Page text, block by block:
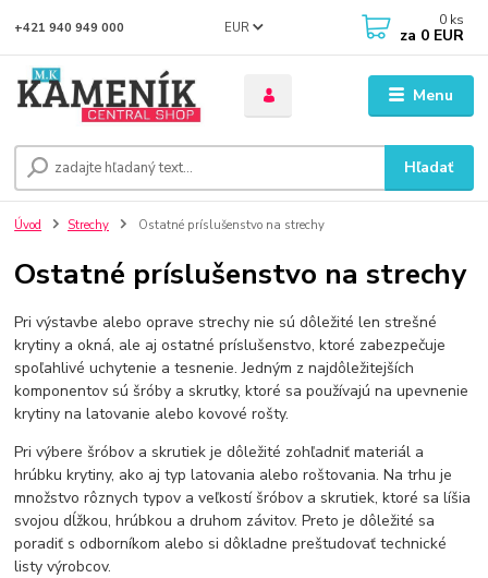
Menu
EUR
Hľadať
+421 940 949 000 0 ks
za 0 EUR
Úvod Strechy Ostatné príslušenstvo na strechy
Ostatné príslušenstvo na strechy
Pri výstavbe alebo oprave strechy nie sú dôležité len strešné
krytiny a okná, ale aj ostatné príslušenstvo, ktoré zabezpečuje
spoľahlivé uchytenie a tesnenie. Jedným z najdôležitejších
komponentov sú šróby a skrutky, ktoré sa používajú na upevnenie
krytiny na latovanie alebo kovové rošty.
Pri výbere šróbov a skrutiek je dôležité zohľadniť materiál a
hrúbku krytiny, ako aj typ latovania alebo roštovania. Na trhu je
množstvo rôznych typov a veľkostí šróbov a skrutiek, ktoré sa líšia
svojou dĺžkou, hrúbkou a druhom závitov. Preto je dôležité sa
poradiť s odborníkom alebo si dôkladne preštudovať technické
listy výrobcov.